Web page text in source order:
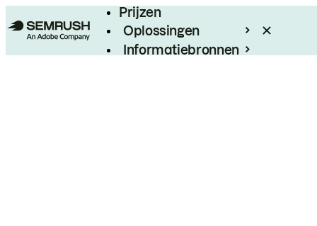
Prijzen
Oplossingen
Informatiebronnen